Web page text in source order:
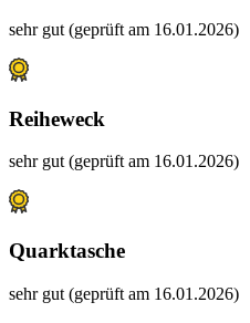
sehr gut (geprüft am 16.01.2026)
Reiheweck
sehr gut (geprüft am 16.01.2026)
Quarktasche
sehr gut (geprüft am 16.01.2026)